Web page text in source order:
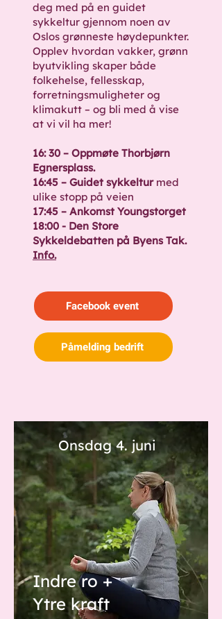
deg med på en guidet
sykkeltur gjennom noen av
Oslos grønneste høydepunkter.
Opplev hvordan vakker, grønn
byutvikling skaper både
folkehelse, fellesskap,
forretningsmuligheter og
klimakutt – og bli med å vise
at vi vil ha mer!
16: 30 – Oppmøte Thorbjørn
Egnersplass.
16:45 – Guidet sykkeltur med
ulike stopp på veien
17:45 – Ankomst Youngstorget
18:00 - Den Store
Sykkeldebatten på Byens Tak.
Info.
Facebook event
Påmelding bedrift
Indre ro +
Ytre kraft
Onsdag 4. juni